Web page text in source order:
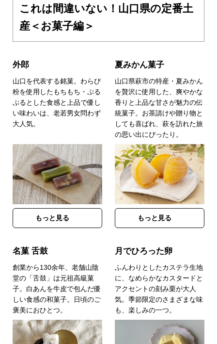
これは間違いない！山口県の定番土
産＜お菓子編＞
外郎
山口を代表する銘菓。わらび
粉を使用したもちもち・ぷる
ぷるとした食感と上品で優し
い味わいは、老若男女問わず
大人気。
もっと見る
夏みかん菓子
山口県萩市の特産・夏みかん
を贅沢に使用した、爽やかな
香りと上品な甘さが魅力の伝
統菓子。お茶請けや贈り物と
しても喜ばれ、萩を訪れた旅
の思い出にぴったり。
もっと見る
名菓 舌鼓
創業から130余年、老舗山陰
堂の「舌鼓」は元祖高級菓
子。白あんを牛皮で包んだ優
しい食感の和菓子。日頃のご
褒美におひとつ。
月でひろった卵
ふんわりとしたカステラ生地
に、なめらかなカスタードと
アクセントの刻み栗が大人
気。季節限定のさまざまな味
も、楽しみの一つ。